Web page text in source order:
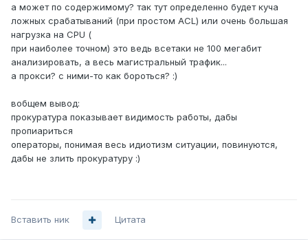
а может по содержимому? так тут определенно будет куча
ложных срабатываний (при простом ACL) или очень большая
нагрузка на CPU (
при наиболее точном) это ведь всетаки не 100 мегабит
анализировать, а весь магистральный трафик...
а прокси? с ними-то как бороться? :)
вобщем вывод:
прокуратура показывает видимость работы, дабы
пропиариться
операторы, понимая весь идиотизм ситуации, повинуются,
дабы не злить прокуратуру :)
Вставить ник Цитата